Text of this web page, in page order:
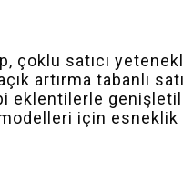
çoklu satıcı
artırma tabanlı
eklentilerle
için esneklik